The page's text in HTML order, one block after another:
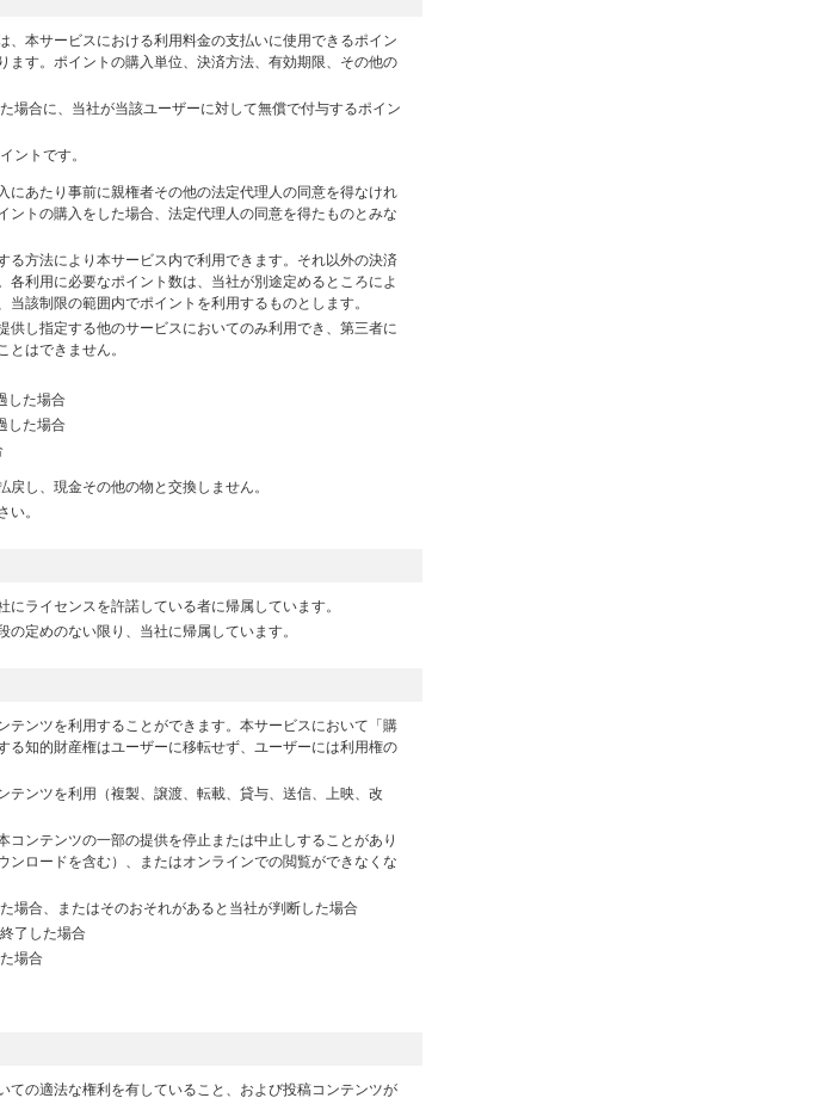
本サービスにおける利用料金の支払いに使用できるポイン
ます。ポイントの購入単位、決済方法、有効期限、その他の
場合に、当社が当該ユーザーに対して無償で付与するポイン
ントです。
あたり事前に親権者その他の法定代理人の同意を得なけれ
トの購入をした場合、法定代理人の同意を得たものとみな
方法により本サービス内で利用できます。それ以外の決済
利用に必要なポイント数は、当社が別途定めるところによ
該制限の範囲内でポイントを利用するものとします。
し指定する他のサービスにおいてのみ利用でき、第三者に
はできません。
した場合
した場合
し、現金その他の物と交換しません。
。
ライセンスを許諾している者に帰属しています。
定めのない限り、当社に帰属しています。
ンツを利用することができます。本サービスにおいて「購
知的財産権はユーザーに移転せず、ユーザーには利用権の
ンツを利用（複製、譲渡、転載、貸与、送信、上映、改
ンテンツの一部の提供を停止または中止しすることがあり
ロードを含む）、またはオンラインでの閲覧ができなくな
場合、またはそのおそれがあると当社が判断した場合
了した場合
場合
の適法な権利を有していること、および投稿コンテンツが